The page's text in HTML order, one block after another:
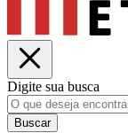
Digite sua busca
Buscar